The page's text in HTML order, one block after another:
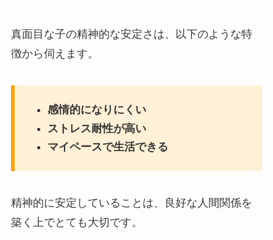
真面目な子の精神的な安定さは、以下のような特
徴から伺えます。
感情的になりにくい
ストレス耐性が高い
マイペースで生活できる
精神的に安定していることは、良好な人間関係を
築く上でとても大切です。